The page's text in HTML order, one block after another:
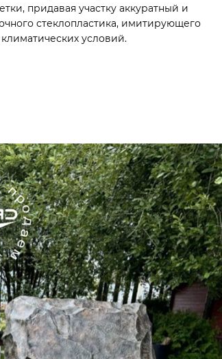
придавая участку аккуратный и
стеклопластика, имитирующего
условий.